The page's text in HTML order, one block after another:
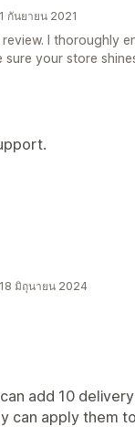
กันยายน 2021
I thoroughly
your store
มิถุนายน 2024
add 10
can apply them